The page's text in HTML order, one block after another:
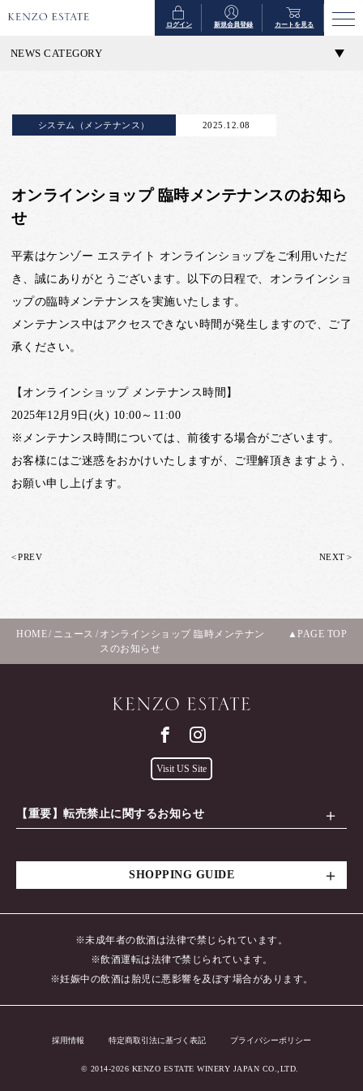
ログイン 新規会員登録 カートを見る
NEWS CATEGORY
システム（メンテナンス） 2025.12.08
オンラインショップ 臨時メンテナンスのお知ら
せ
平素はケンゾー エステイト オンラインショップをご利用いただ
き、誠にありがとうございます。以下の日程で、オンラインショ
ップの臨時メンテナンスを実施いたします。
メンテナンス中はアクセスできない時間が発生しますので、ご了
承ください。
【オンラインショップ メンテナンス時間】
2025年12月9日(火) 10:00～11:00
※メンテナンス時間については、前後する場合がございます。
お客様にはご迷惑をおかけいたしますが、ご理解頂きますよう、
お願い申し上げます。
<PREV NEXT >
HOME/ ニュース / オンラインショップ 臨時メンテナン
スのお知らせ
PAGE TOP
Visit US Site
【重要】転売禁止に関するお知らせ
SHOPPING GUIDE
※未成年者の飲酒は法律で禁じられています。
※飲酒運転は法律で禁じられています。
※妊娠中の飲酒は胎児に悪影響を及ぼす場合があります。
採用情報 特定商取引法に基づく表記 プライバシーポリシー
© 2014-2026 KENZO ESTATE WINERY JAPAN CO.,LTD.